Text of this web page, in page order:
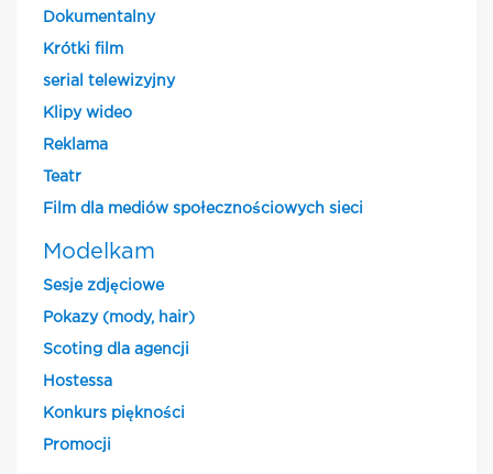
Dokumentalny
Krótki film
serial telewizyjny
Klipy wideo
Reklama
Teatr
Film dla mediów społecznościowych sieci
Modelkam
Sesje zdjęciowe
Pokazy (mody, hair)
Scoting dla agencji
Hostessa
Konkurs piękności
Promocji